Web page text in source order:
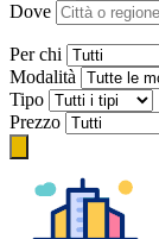
Dove
Per chi
Modalità
Tipo
Prezzo